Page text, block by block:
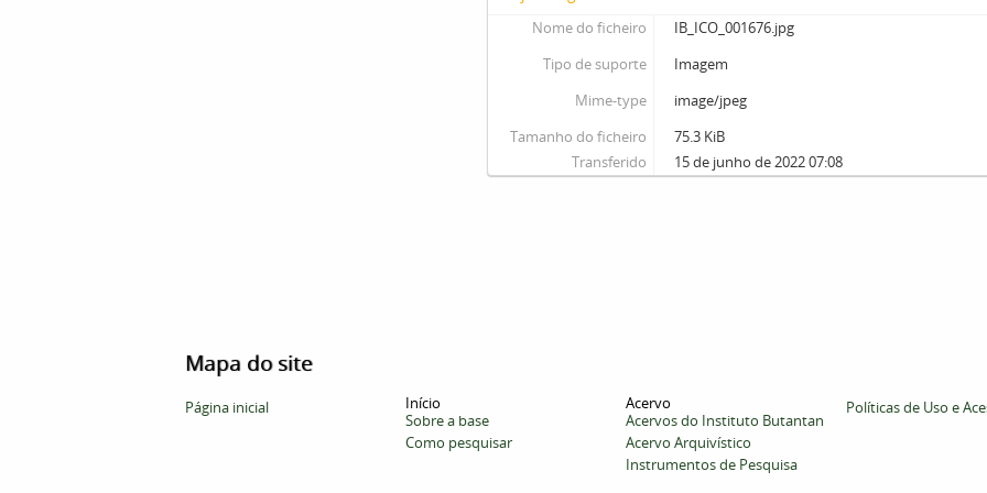
Nome do ficheiro
IB_ICO_001676.jpg
Tipo de suporte
Imagem
Mime-type
image/jpeg
Tamanho do ficheiro
75.3 KiB
Transferido
15 de junho de 2022 07:08
Mapa do site
Página inicial
Início
Sobre a base
Como pesquisar
Acervo
Acervos do Instituto Butantan
Acervo Arquivístico
Instrumentos de Pesquisa
Políticas de Uso e